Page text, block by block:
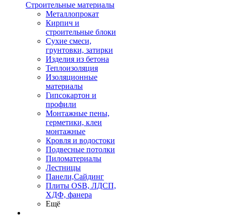
Строительные материалы
Металлопрокат
Кирпич и
строительные блоки
Сухие смеси,
грунтовки, затирки
Изделия из бетона
Теплоизоляция
Изоляционные
материалы
Гипсокартон и
профили
Монтажные пены,
герметики, клеи
монтажные
Кровля и водостоки
Подвесные потолки
Пиломатериалы
Лестницы
Панели,Сайдинг
Плиты OSB, ЛДСП,
ХДФ, фанера
Ещё